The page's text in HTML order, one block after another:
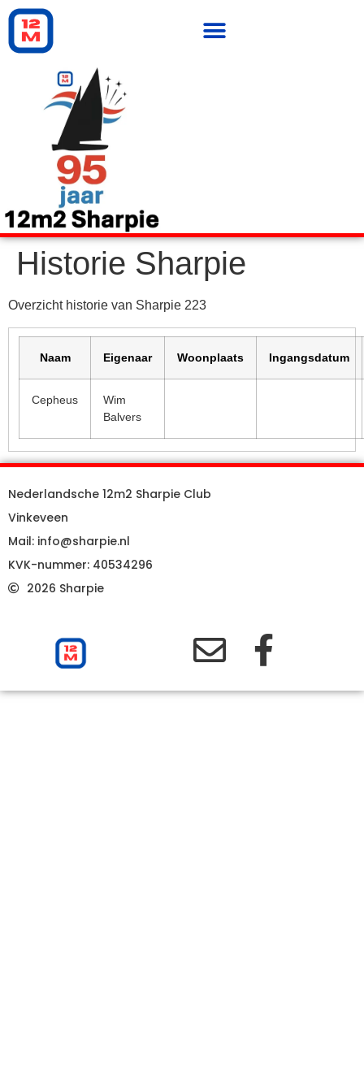
Historie Sharpie
Overzicht historie van Sharpie 223
Naam Eigenaar Woonplaats Ingangsdatum
Cepheus
Wim
Balvers
Nederlandsche 12m2 Sharpie Club
Vinkeveen
Mail: info@sharpie.nl
KVK-nummer: 40534296
2026 Sharpie